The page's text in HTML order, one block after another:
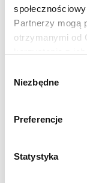
Partnerzy mogą
otrzymanymi od
zgody
Niezbędne
Preferencje
Statystyka